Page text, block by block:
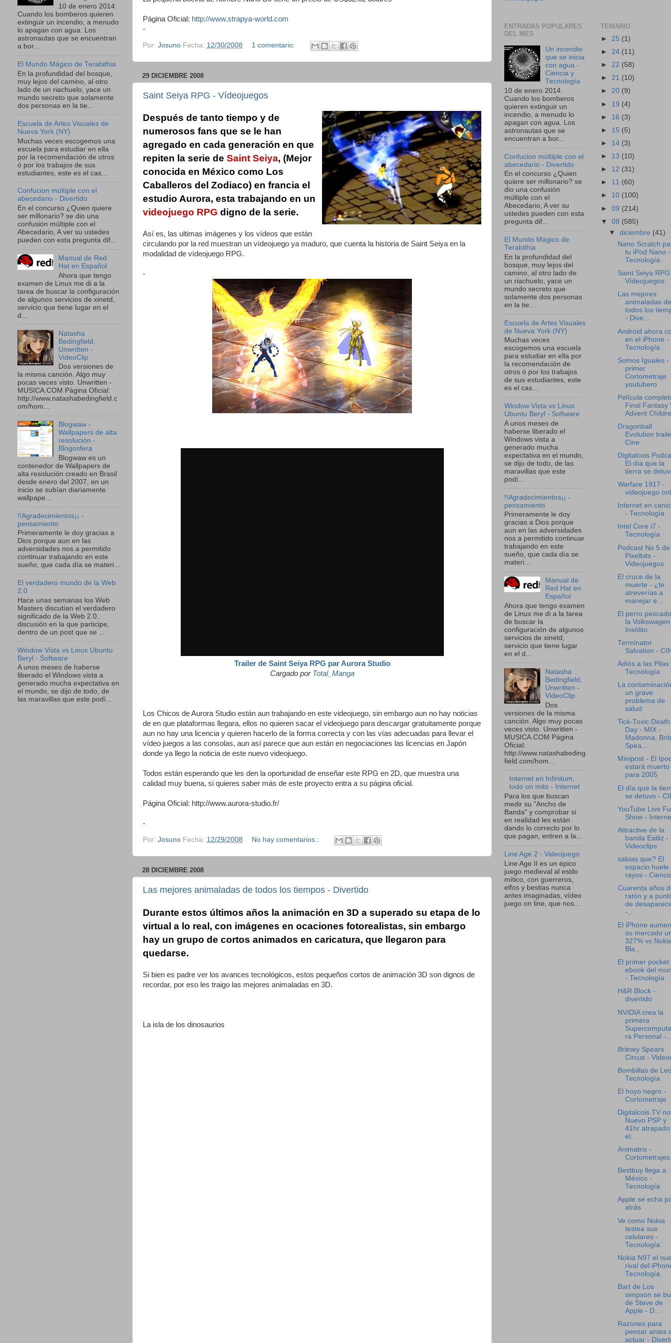
Página Oficial: http://www.strapya-world.com
-
Por: Josuno Fecha: 12/30/2008 1 comentario:
29 DICIEMBRE 2008
Saint Seiya RPG - Vídeojuegos
Después de tanto tiempo y de
numerosos fans que se le han
agregado en cada generación en que
repiten la serie de Saint Seiya, (Mejor
conocida en México como Los
Caballeros del Zodiaco) en francia el
estudio Aurora, esta trabajando en un
videojuego RPG digno de la serie.
Así es, las ultimas imágenes y los vídeos que están
circulando por la red muestran un vídeojuego ya maduro, que cuenta la historia de Saint Seiya en la
modalidad de vídeojuego RPG.
-
Trailer de Saint Seiya RPG par Aurora Studio
Cargado por Total_Manga
Los Chicos de Aurora Studio están aun trabajando en este videojuego, sin embargo aun no hay noticias
de en que plataformas llegara, ellos no quieren sacar el videojuego para descargar gratuitamente porque
aun no hay una licencia y quieren hacerlo de la forma correcta y con las vías adecuadas para llevar el
vídeo juegos a las consolas, aun así parece que aun están en negociaciones las licencias en Japón
donde ya llego la noticia de este nuevo videojuego.
Todos están esperando que les den la oportunidad de enseñar este RPG en 2D, que muestra una
calidad muy buena, si quieres saber más de este proyecto entra a su página oficial.
Página Oficial: http://www.aurora-studio.fr/
-
Por: Josuno Fecha: 12/29/2008 No hay comentarios.:
28 DICIEMBRE 2008
Las mejores animaladas de todos los tiempos - Divertido
Durante estos últimos años la animación en 3D a superado su etapa de lo
virtual a lo real, con imágenes en ocaciones fotorealistas, sin embargo
hay un grupo de cortos animados en caricatura, que llegaron para
quedarse.
Si bien es padre ver los avances tecnológicos, estos pequeños cortos de animación 3D son dignos de
recordar, por eso les traigo las mejores animaladas en 3D.
La isla de los dinosaurios
10 de enero 2014:
Cuando los bomberos quieren
extinguir un incendio, a menudo
lo apagan con agua. Los
astronautas que se encuentran
a bor...
El Mundo Mágico de Terabithia
En la profundidad del bosque,
muy lejos del camino, al otro
lado de un riachuelo, yace un
mundo secreto que solamente
dos personas en la tie...
Escuela de Artes Visuales de
Nueva York (NY)
Muchas veces escogemos una
escuela para estudiar en ella
por la recomendación de otros
ó por los trabajos de sus
estudiantes, este es el cas...
Confucion múltiple con el
abecedario - Divertido
En el concurso ¿Quien quiere
ser millonario? se dio una
confusión múltiple con el
Abecedario, A ver su ustedes
pueden con esta pregunta dif...
Manual de Red
Hat en Español
Ahora que tengo
examen de Linux me di a la
tarea de buscar la configuración
de algunos servicios de xinetd,
servicio que tiene lugar en el
d...
Natasha
Bedingfield,
Unwritten -
VideoClip
Dos versiones de
la misma canción. Algo muy
pocas veces visto. Unwritten -
MUSICA.COM Página Oficial:
http://www.natashabedingfield.c
om/hom...
Blogwaw -
Wallpapers de alta
resolución -
Blogosfera
Blogwaw es un
contenedor de Wallpapers de
alta resolución creado en Brasil
desde enero del 2007, en un
inicio se subían diariamente
wallpape...
!!Agradecimientos¡¡ -
pensamiento
Primeramente le doy gracias a
Dios porque aun en las
adversidades nos a permitido
continuar trabajando en este
sueño, que cada día se materi...
El verdadero mundo de la Web
2.0
Hace unas semanas los Web
Masters discutían el verdadero
significado de la Web 2.0,
discusión en la que participe,
dentro de un post que se ...
Window Vista vs Linux Ubuntu
Beryl - Software
A unos meses de haberse
liberado el Windows vista a
generado mucha expectativa en
el mundo, se dijo de todo, de
las maravillas que este podí...
ENTRADAS POPULARES
DEL MES
Un incendio
que se inicia
con agua -
Ciencia y
Tecnología
10 de enero 2014:
Cuando los bomberos
quieren extinguir un
incendio, a menudo lo
apagan con agua. Los
astronautas que se
encuentran a bor...
Confucion múltiple con el
abecedario - Divertido
En el concurso ¿Quien
quiere ser millonario? se
dio una confusión
múltiple con el
Abecedario, A ver su
ustedes pueden con esta
pregunta dif...
El Mundo Mágico de
Terabithia
En la profundidad del
bosque, muy lejos del
camino, al otro lado de
un riachuelo, yace un
mundo secreto que
solamente dos personas
en la tie...
Escuela de Artes Visuales
de Nueva York (NY)
Muchas veces
escogemos una escuela
para estudiar en ella por
la recomendación de
otros ó por los trabajos
de sus estudiantes, este
es el cas...
Window Vista vs Linux
Ubuntu Beryl - Software
A unos meses de
haberse liberado el
Windows vista a
generado mucha
expectativa en el mundo,
se dijo de todo, de las
maravillas que este
podí...
!!Agradecimientos¡¡ -
pensamiento
Primeramente le doy
gracias a Dios porque
aun en las adversidades
nos a permitido continuar
trabajando en este
sueño, que cada día se
materi...
Manual de
Red Hat en
Español
Ahora que tengo examen
de Linux me di a la tarea
de buscar la
configuración de algunos
servicios de xinetd,
servicio que tiene lugar
en el d...
Natasha
Bedingfield,
Unwritten -
VideoClip
Dos
versiones de la misma
canción. Algo muy pocas
veces visto. Unwritten -
MUSICA.COM Página
Oficial:
http://www.natashabeding
field.com/hom...
Internet en Infinitum,
todo un mito - Internet
Para los que buscan
medir su "Ancho de
Banda" y comprobar si
en realidad les están
dando lo correcto por lo
que pagan, entren a la...
Line Age 2 - Videojuego
Line Age II es un épico
juego medieval al estilo
mítico, con guerreros,
elfos y bestias nunca
antes imaginadas, vídeo
juego on line, que nos...
TEMARIO
► 25 (1)
► 24 (11)
► 22 (58)
► 21 (10)
► 20 (9)
► 19 (4)
► 16 (3)
► 15 (5)
► 14 (3)
► 13 (10)
► 12 (31)
► 11 (60)
► 10 (100)
► 09 (214)
▼ 08 (585)
▼diciembre (41)
Nano Scratch
tu iPod Nano -
Tecnología
Saint Seiya
Vídeojuegos
Las mejores
animaladas de
todos los
- Dive...
Android ahora
en el iPhone -
Tecnología
Somos Iguales -
primer
Cortometraje
youtubero
Película
Final Fantasy
Advent
Dragonball
Evolution
Cine
Digitalcois
El día que la
tierra se
Warfare 1917 -
videojuego
Internet en
- Tecnología
Intel Core i7 -
Tecnología
Podcast No 5 de
Pixelbits -
Videojuegos
El cruce de la
muerte - ¿te
atreverías a
manejar e...
El perro
la
Insólito
Terminator
Salvation -
Adiós a las Pilas
Tecnología
La
un grave
problema de
salud
Tick-Toxic Death
Day - MIX -
Madonna,
Spea...
Minipost - El
estará muerto
para 2005
El día que la
se detuvo -
YouTube Live
Show -
Attractive de la
banda Eatliz -
Videoclips
sabias que? El
espacio huele
rayos -
Cuarenta años
ratón y a
de
-...
El iPhone
su mercado
327% vs
Bla...
El primer pocket
ebook del
- Tecnología
H&R Block -
divertido
NVIDIA crea la
primera
ra Personal -
Britney Spears
Circus -
Bombillas de
Tecnología
El hoyo negro -
Cortometraje
Digitalcois TV
Nuevo PSP y
41hr
el...
Animatrix -
Cortometrajes
Bestbuy llega a
México -
Tecnología
Apple se echa
atrás
Ve como Nokia
testea sus
celulares -
Tecnología
Nokia N97 el
rival del
Tecnología
Bart de Los
simpson se
de Steve de
Apple - D...
Razones para
pensar antes
actuar -